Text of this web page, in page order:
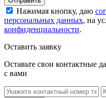
Нажимая кнопку, даю
персональных данных, на
конфиденциальности.
Оставить заявку
Оставьте свои контактные
с вами